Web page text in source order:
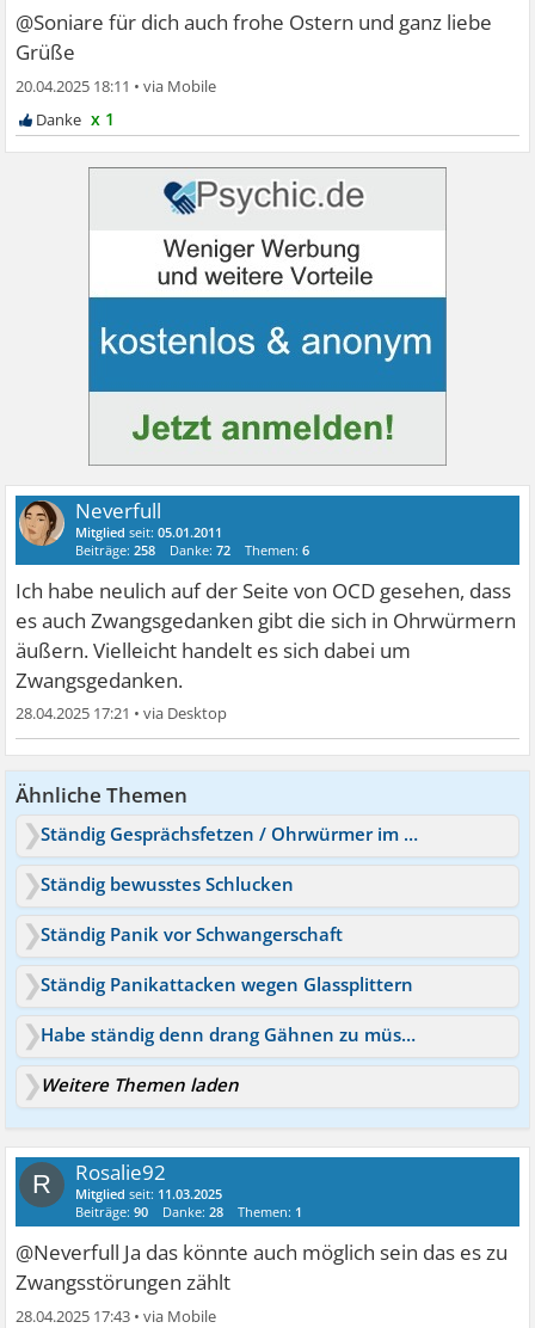
@Soniare für dich auch frohe Ostern und ganz liebe
Grüße
20.04.2025 18:11 •
x 1
Neverfull
Mitglied seit:05.01.2011
Beiträge:258 Danke:72 Themen:6
Ich habe neulich auf der Seite von OCD gesehen, dass
es auch Zwangsgedanken gibt die sich in Ohrwürmern
äußern. Vielleicht handelt es sich dabei um
Zwangsgedanken.
28.04.2025 17:21 •
Ähnliche Themen
Ständig Gesprächsfetzen / Ohrwürmer im Kopf
Ständig bewusstes Schlucken
Ständig Panik vor Schwangerschaft
Ständig Panikattacken wegen Glassplittern
Habe ständig denn drang Gähnen zu müssen
Weitere Themen laden
R Rosalie92
Mitglied seit: 11.03.2025
Beiträge:90 Danke:28 Themen: 1
@Neverfull Ja das könnte auch möglich sein das es zu
Zwangsstörungen zählt
28.04.2025 17:43 •